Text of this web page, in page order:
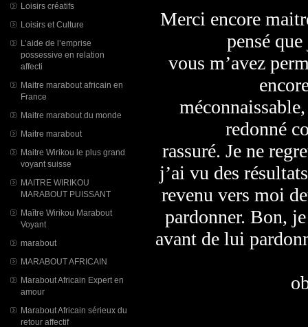
Loisirs créatifs
Loisirs et Culture
L’aide de l’emprise
possessive en relation
affecti
Maitre marabout africain en
France
Maitre marabout du monde
Maitre marabout
Maitre Wirikou le plus grand
voyant suisse
MAITRE WIRIKOU
MARABOUT PUISSANT
Maître Wirikou Marabout
Voyant
marabout
MARABOUT AFRICAIN
Marabout Africain Expert en
amour
Marabout Africain sérieux du
retour affectif
Merci encore
pensé
vous m’avez
redonné
rassuré. Je ne
j’ai vu des
revenu vers moi
pardonner. Bon,
avant de lui